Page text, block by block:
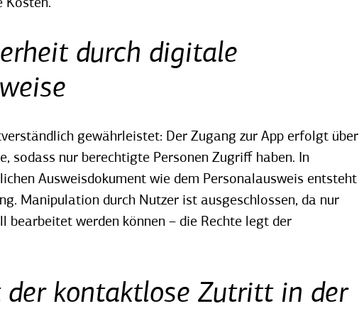
durch digitale
gewährleistet: Der Zugang zur App erfolgt über
sodass nur berechtigte Personen Zugriff haben. In
Ausweisdokument wie dem Personalausweis entsteht
Manipulation durch Nutzer ist ausgeschlossen, da nur
bearbeitet werden können – die Rechte legt der
kontaktlose Zutritt in der